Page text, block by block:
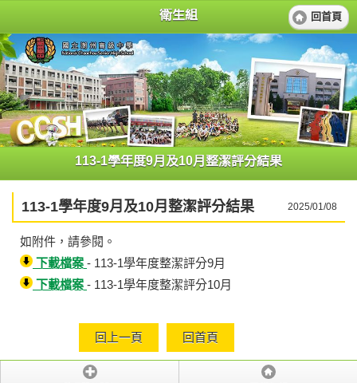
衛生組 回首頁
113-1學年度9月及10月整潔評分結果
113-1學年度9月及10月整潔評分結果 2025/01/08
如附件，請參閱。
下載檔案 - 113-1學年度整潔評分9月
下載檔案 - 113-1學年度整潔評分10月
回上一頁 回首頁